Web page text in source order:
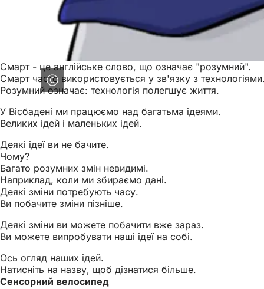
Смарт - це англійське слово, що означає "розумний".
Смарт часто використовується у зв'язку з
Розумний означає: технологія полегшує життя.
У Вісбадені ми працюємо над багатьма ідеями.
Великих ідей і маленьких ідей.
Деякі ідеї ви не бачите.
Чому?
Багато розумних змін невидимі.
Наприклад, коли ми збираємо дані.
Деякі зміни потребують часу.
Ви побачите зміни пізніше.
Деякі зміни ви можете побачити вже зараз.
Ви можете випробувати наші ідеї на собі.
Ось огляд наших ідей.
Натисніть на назву, щоб дізнатися більше.
Сенсорний велосипед